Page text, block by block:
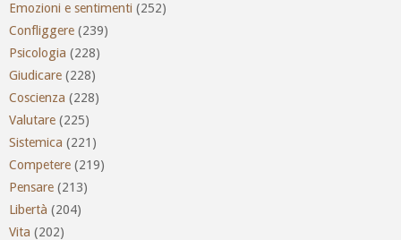
Emozioni e sentimenti (252)
Confliggere (239)
Psicologia (228)
Giudicare (228)
Coscienza (228)
Valutare (225)
Sistemica (221)
Competere (219)
Pensare (213)
Libertà (204)
Vita (202)